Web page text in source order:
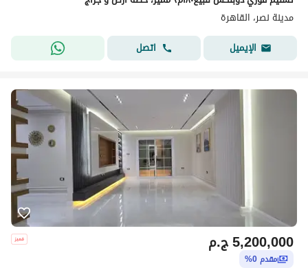
مدينة نصر، القاهرة
الإيميل
اتصل
ج.م5,200,000
مقدم 0%